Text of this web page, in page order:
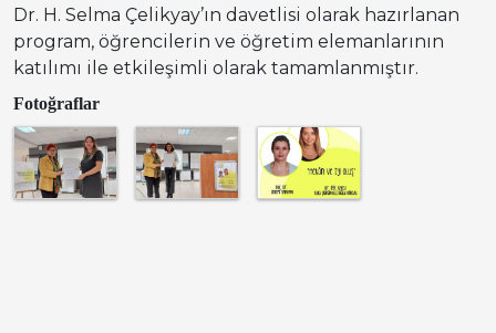
Dr. H. Selma Çelikyay’ın davetlisi olarak hazırlanan
program, öğrencilerin ve öğretim elemanlarının
katılımı ile etkileşimli olarak tamamlanmıştır.
Fotoğraflar